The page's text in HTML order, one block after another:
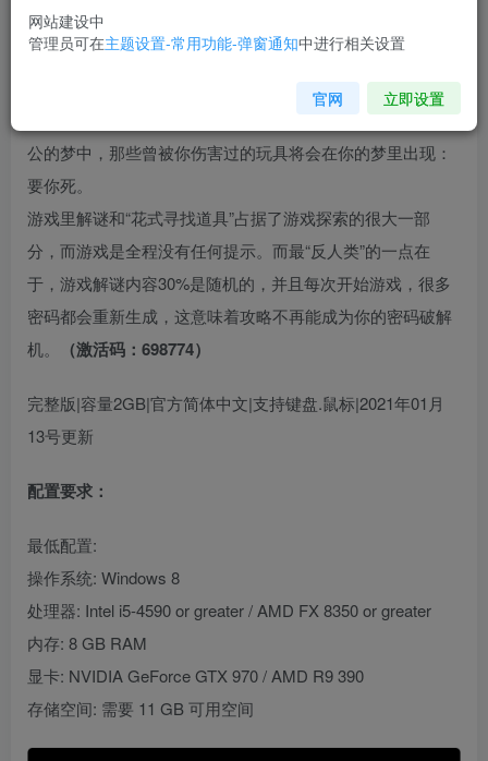
《你的玩具》游戏类型为密室逃脱类。整个故事发生在主人
公的梦中，那些曾被你伤害过的玩具将会在你的梦里出现：
要你死。
游戏里解谜和“花式寻找道具”占据了游戏探索的很大一部
分，而游戏是全程没有任何提示。而最“反人类”的一点在
于，游戏解谜内容30%是随机的，并且每次开始游戏，很多
密码都会重新生成，这意味着攻略不再能成为你的密码破解
机。
（激活码：698774）
完整版|容量2GB|官方简体中文|支持键盘.鼠标|2021年01月
13号更新
配置要求：
最低配置:
操作系统: Windows 8
处理器: Intel i5-4590 or greater / AMD FX 8350 or greater
内存: 8 GB RAM
显卡: NVIDIA GeForce GTX 970 / AMD R9 390
存储空间: 需要 11 GB 可用空间
网站建设中
管理员可在主题设置-常用功能-弹窗通知中进行相关设置
官网 立即设置